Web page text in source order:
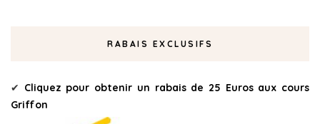
RABAIS EXCLUSIFS
✔ Cliquez pour obtenir un rabais de 25 Euros aux cours
Griffon